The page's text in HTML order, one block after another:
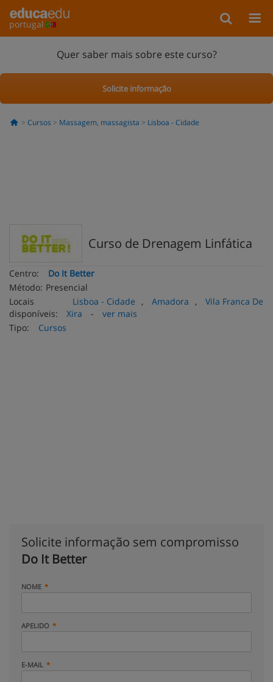
portugal
Quer saber mais sobre este curso?
Solicite informação
Cursos Massagem, massagista Lisboa - Cidade
Curso de Drenagem Linfática
Centro:
Do It Better
Método: Presencial
Locais
disponíveis:
Lisboa - Cidade , Amadora ,
Vila Franca De
Xira
-
ver mais
Tipo:
Cursos
Solicite informação sem compromisso
Do It Better
NOME
APELIDO
E-MAIL